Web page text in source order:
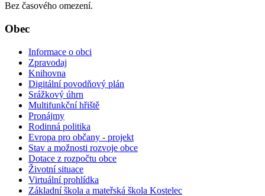
Bez časového omezení.
Obec
Informace o obci
Zpravodaj
Knihovna
Digitální povodňový plán
Srážkový úhrn
Multifunkční hřiště
Pronájmy
Rodinná politika
Evropa pro občany - projekt
Stav a možnosti rozvoje obce
Dotace z rozpočtu obce
Životní situace
Virtuální prohlídka
Základní škola a mateřská škola Kostelec